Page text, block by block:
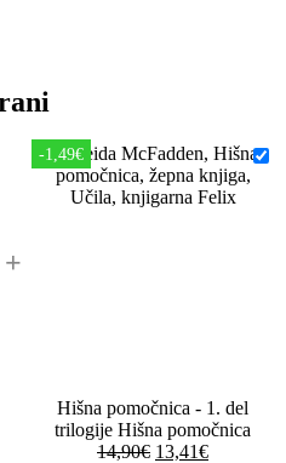
+
-1,49€
Hišna pomočnica - 1. del
trilogije Hišna pomočnica
14,90€ Izvirna
13,41€Trenutna